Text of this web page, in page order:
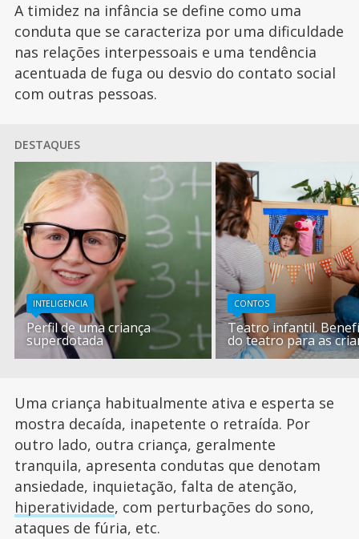
A timidez na infância se define como uma
conduta que se caracteriza por uma dificuldade
nas relações interpessoais e uma tendência
acentuada de fuga ou desvio do contato social
com outras pessoas.
DESTAQUES
INTELIGENCIA
Perfil de uma criança
superdotada
CONTOS
Teatro infantil.
do teatro para as
Uma criança habitualmente ativa e esperta se
mostra decaída, inapetente o retraída. Por
outro lado, outra criança, geralmente
tranquila, apresenta condutas que denotam
ansiedade, inquietação, falta de atenção,
hiperatividade, com perturbações do sono,
ataques de fúria, etc.